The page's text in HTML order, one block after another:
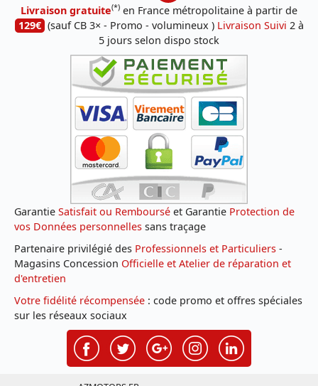
Livraison gratuite(*) en France métropolitaine à partir de
129€ (sauf CB 3× - Promo - volumineux ) Livraison Suivi 2 à
5 jours selon dispo stock
Garantie Satisfait ou Remboursé et Garantie Protection de
vos Données personnelles sans traçage
Partenaire privilégié des Professionnels et Particuliers -
Magasins Concession Officielle et Atelier de réparation et
d'entretien
Votre fidélité récompensée : code promo et offres spéciales
sur les réseaux sociaux